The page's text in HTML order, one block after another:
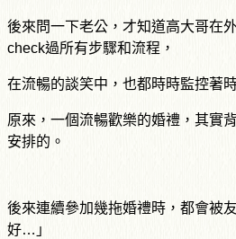
後來問一下老公，才知道高大哥在
check過所有步驟和流程，
在流暢的談笑中，也都時時監控著
原來，一個流暢歡樂的婚禮，其實
安排的。
後來連續參加幾拖婚禮時，都會被
好…」